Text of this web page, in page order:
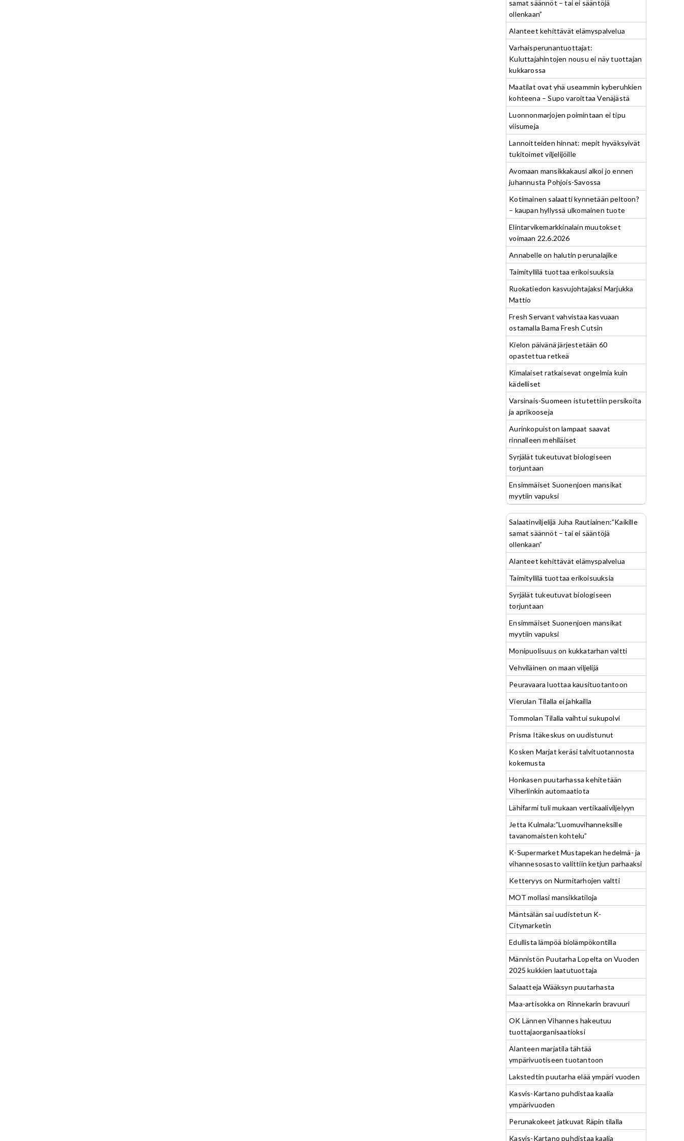
samat säännöt – tai ei sääntöjä
ollenkaan”
Alanteet kehittävät elämyspalvelua
Varhaisperunantuottajat:
Kuluttajahintojen nousu ei näy tuottajan
kukkarossa
Maatilat ovat yhä useammin kyberuhkien
kohteena – Supo varoittaa Venäjästä
Luonnonmarjojen poimintaan ei tipu
viisumeja
Lannoitteiden hinnat: mepit hyväksyivät
tukitoimet viljelijöille
Avomaan mansikkakausi alkoi jo ennen
juhannusta Pohjois-Savossa
Kotimainen salaatti kynnetään peltoon?
– kaupan hyllyssä ulkomainen tuote
Elintarvikemarkkinalain muutokset
voimaan 22.6.2026
Annabelle on halutin perunalajike
Taimityllilä tuottaa erikoisuuksia
Ruokatiedon kasvujohtajaksi Marjukka
Mattio
Fresh Servant vahvistaa kasvuaan
ostamalla Bama Fresh Cutsin
Kielon päivänä järjestetään 60
opastettua retkeä
Kimalaiset ratkaisevat ongelmia kuin
kädelliset
Varsinais-Suomeen istutettiin persikoita
ja aprikooseja
Aurinkopuiston lampaat saavat
rinnalleen mehiläiset
Syrjälät tukeutuvat biologiseen
torjuntaan
Ensimmäiset Suonenjoen mansikat
myytiin vapuksi
Salaatinviljelijä Juha Rautiainen:”Kaikille
samat säännöt – tai ei sääntöjä
ollenkaan”
Alanteet kehittävät elämyspalvelua
Taimityllilä tuottaa erikoisuuksia
Syrjälät tukeutuvat biologiseen
torjuntaan
Ensimmäiset Suonenjoen mansikat
myytiin vapuksi
Monipuolisuus on kukkatarhan valtti
Vehviläinen on maan viljelijä
Peuravaara luottaa kausituotantoon
Vierulan Tilalla ei jahkailla
Tommolan Tilalla vaihtui sukupolvi
Prisma Itäkeskus on uudistunut
Kosken Marjat keräsi talvituotannosta
kokemusta
Honkasen puutarhassa kehitetään
Viherlinkin automaatiota
Lähifarmi tuli mukaan vertikaaliviljelyyn
Jetta Kulmala:”Luomuvihanneksille
tavanomaisten kohtelu”
K-Supermarket Mustapekan hedelmä- ja
vihannesosasto valittiin ketjun parhaaksi
Ketteryys on Nurmitarhojen valtti
MOT mollasi mansikkatiloja
Mäntsälän sai uudistetun K-
Citymarketin
Edullista lämpöä biolämpökontilla
Männistön Puutarha Lopelta on Vuoden
2025 kukkien laatutuottaja
Salaatteja Wääksyn puutarhasta
Maa-artisokka on Rinnekarin bravuuri
OK Lännen Vihannes hakeutuu
tuottajaorganisaatioksi
Alanteen marjatila tähtää
ympärivuotiseen tuotantoon
Lakstedtin puutarha elää ympäri vuoden
Kasvis-Kartano puhdistaa kaalia
ympärivuoden
Perunakokeet jatkuvat Räpin tilalla
Kasvis-Kartano puhdistaa kaalia